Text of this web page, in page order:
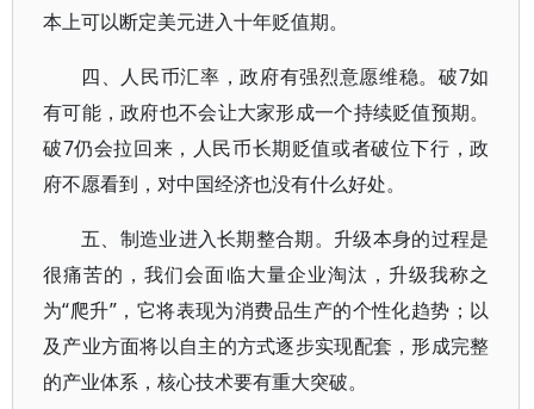
本上可以断定美元进入十年贬值期。
四、人民币汇率，政府有强烈意愿维稳。破7如
有可能，政府也不会让大家形成一个持续贬值预期。
破7仍会拉回来，人民币长期贬值或者破位下行，政
府不愿看到，对中国经济也没有什么好处。
五、制造业进入长期整合期。升级本身的过程是
很痛苦的，我们会面临大量企业淘汰，升级我称之
为“爬升”，它将表现为消费品生产的个性化趋势；以
及产业方面将以自主的方式逐步实现配套，形成完整
的产业体系，核心技术要有重大突破。